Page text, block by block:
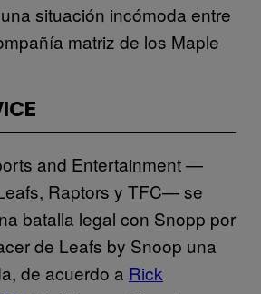
situación incómoda entre
matriz de los Maple
and Entertainment —
Raptors y TFC— se
batalla legal con Snopp por
de Leafs by Snoop una
de acuerdo a Rick